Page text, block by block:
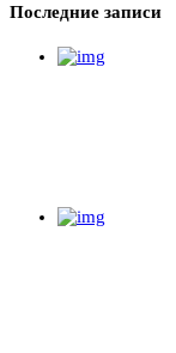
Последние записи